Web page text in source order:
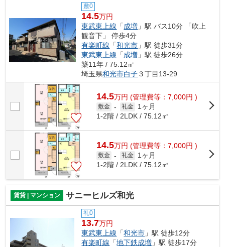
敷0
14.5万円
東武東上線 「成増 」駅 バス10分 「吹上
観音下」 停歩4分
有楽町線 「和光市 」駅 徒歩31分
東武東上線 「成増 」駅 徒歩26分
築11年 / 75.12㎡
埼玉県和光市白子３丁目13-29
14.5万円 (管理費等：7,000円 )
敷金 - 礼金
1ヶ月
1-2階 / 2LDK / 75.12㎡
14.5万円 (管理費等：7,000円 )
敷金 - 礼金
1ヶ月
1-2階 / 2LDK / 75.12㎡
賃貸 | マンション サニーヒルズ和光
礼0
13.7万円
東武東上線 「和光市 」駅 徒歩12分
有楽町線 「地下鉄成増 」駅 徒歩17分